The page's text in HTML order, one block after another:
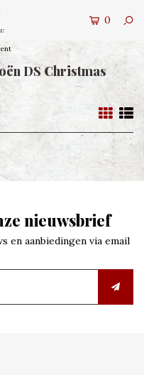
0
DS Christmas
nieuwsbrief
en aanbiedingen via email